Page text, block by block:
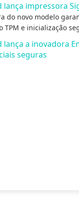
lança impressora
do novo modelo
e inicialização
lança a inovadora
seguras